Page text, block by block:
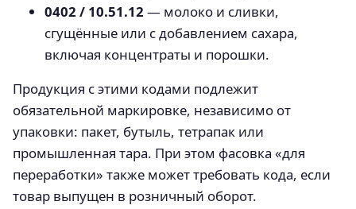
0402 / 10.51.12 — молоко и сливки,
сгущённые или с добавлением сахара,
включая концентраты и порошки.
Продукция с этими кодами подлежит
обязательной маркировке, независимо от
упаковки: пакет, бутыль, тетрапак или
промышленная тара. При этом фасовка «для
переработки» также может требовать кода, если
товар выпущен в розничный оборот.